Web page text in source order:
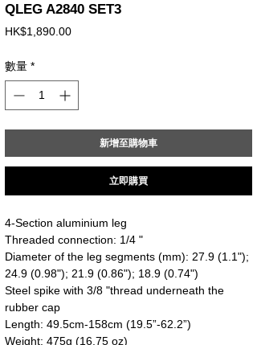
QLEG A2840 SET3
HK$1,890.00價
數量 *
新增至購物車
立即購買
4-Section aluminium leg
Threaded connection: 1/4 "
Diameter of the leg segments (mm): 27.9 (1.1");
24.9 (0.98"); 21.9 (0.86"); 18.9 (0.74")
Steel spike with 3/8 "thread underneath the
rubber cap
Length: 49.5cm-158cm (19.5”-62.2”)
Weight: 475g (16.75 oz)